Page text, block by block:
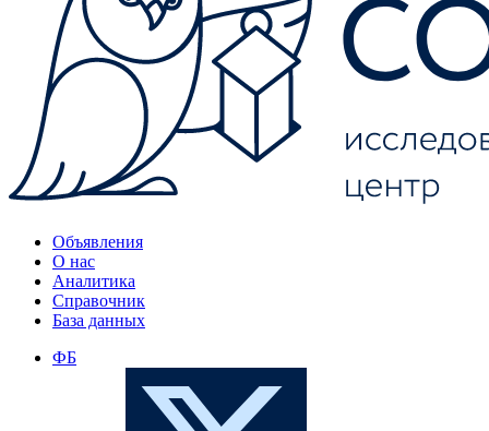
Объявления
О нас
Аналитика
Справочник
База данных
ФБ